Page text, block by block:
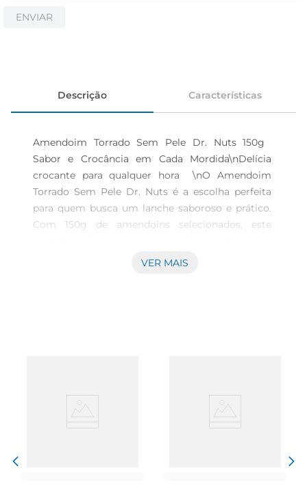
ENVIAR
Descrição Características
Amendoim Torrado Sem Pele Dr. Nuts 150g
Sabor e Crocância em Cada Mordida\nDelícia
crocante para qualquer hora  \nO Amendoim
Torrado Sem Pele Dr. Nuts é a escolha perfeita
para quem busca um lanche saboroso e prático.
Com 150g de amendoins selecionados, este
inigualável, ideal para acompanhar suas
uma opção mais saudável para quem deseja
VER MAIS